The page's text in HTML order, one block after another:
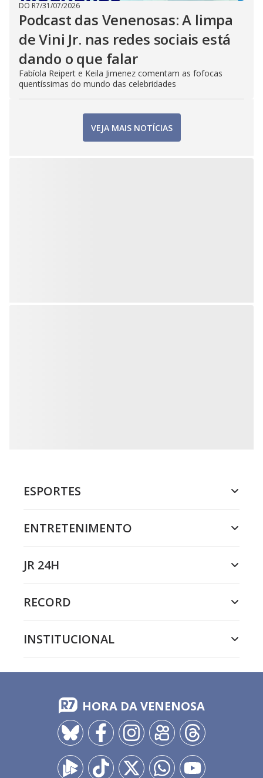
DO R7/31/07/2026
Podcast das Venenosas: A limpa
de Vini Jr. nas redes sociais está
dando o que falar
Fabíola Reipert e Keila Jimenez comentam as fofocas
quentíssimas do mundo das celebridades
VEJA MAIS NOTÍCIAS
ESPORTES
ENTRETENIMENTO
JR 24H
RECORD
INSTITUCIONAL
HORA DA VENENOSA